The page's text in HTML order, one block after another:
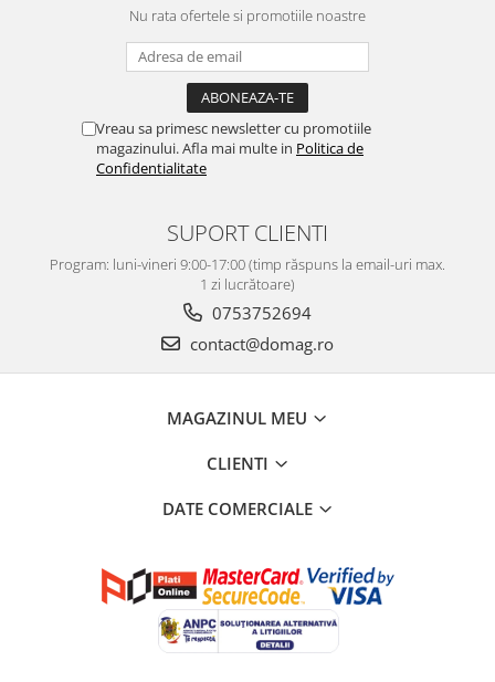
Nu rata ofertele si promotiile noastre
Vreau sa primesc newsletter cu promotiile
magazinului. Afla mai multe in Politica de
Confidentialitate
SUPORT CLIENTI
Program: luni-vineri 9:00-17:00 (timp răspuns la email-uri max.
1 zi lucrătoare)
0753752694
contact@domag.ro
MAGAZINUL MEU
CLIENTI
DATE COMERCIALE